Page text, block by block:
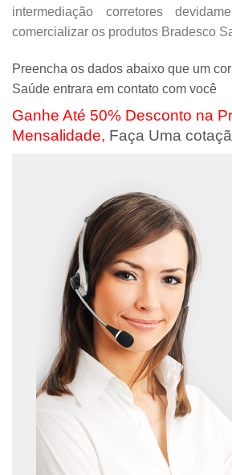
intermediação corretores
comercializar os produtos Bradesco
Preencha os dados abaixo que um
Saúde entrara em contato com você
Ganhe Até 50% Desconto na
Mensalidade, Faça Uma